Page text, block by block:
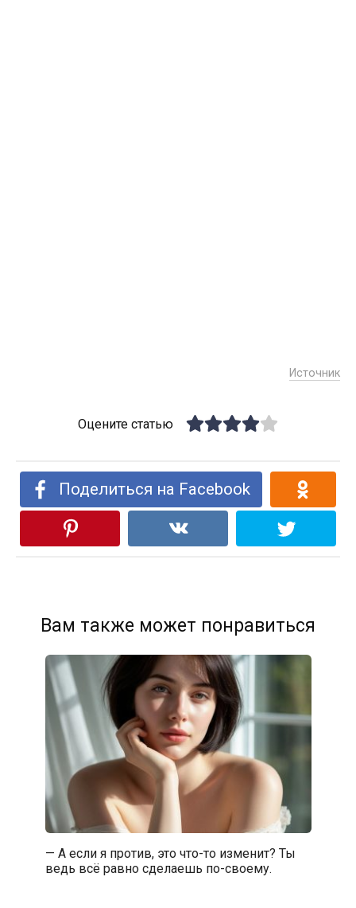
Источник
Оцените статью
Поделиться на Facebook
Вам также может понравиться
— А если я против, это что-то изменит? Ты
ведь всё равно сделаешь по-своему.